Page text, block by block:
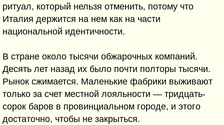
ритуал, который нельзя отменить, потому что
Италия держится на нем как на части
национальной идентичности.
В стране около тысячи обжарочных компаний.
Десять лет назад их было почти полторы тысячи.
Рынок сжимается. Маленькие фабрики выживают
только за счет местной лояльности — тридцать-
сорок баров в провинциальном городе, и этого
достаточно, чтобы не закрыться.